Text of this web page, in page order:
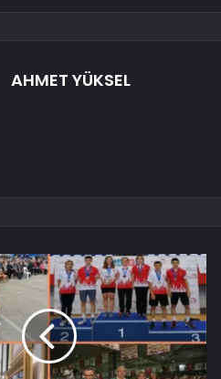
AHMET YÜKSEL